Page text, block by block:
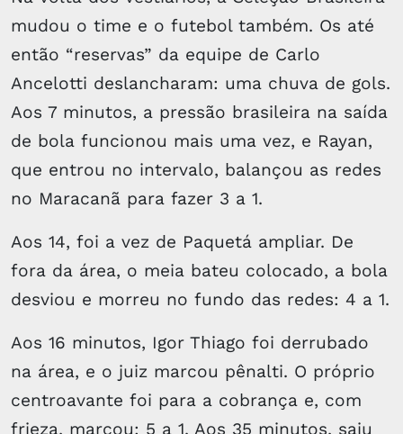
mudou o time e o futebol também. Os até
então “reservas” da equipe de Carlo
Ancelotti deslancharam: uma chuva de gols.
Aos 7 minutos, a pressão brasileira na saída
de bola funcionou mais uma vez, e Rayan,
que entrou no intervalo, balançou as redes
no Maracanã para fazer 3 a 1.
Aos 14, foi a vez de Paquetá ampliar. De
fora da área, o meia bateu colocado, a bola
desviou e morreu no fundo das redes: 4 a 1.
Aos 16 minutos, Igor Thiago foi derrubado
na área, e o juiz marcou pênalti. O próprio
centroavante foi para a cobrança e, com
frieza, marcou: 5 a 1. Aos 35 minutos, saiu